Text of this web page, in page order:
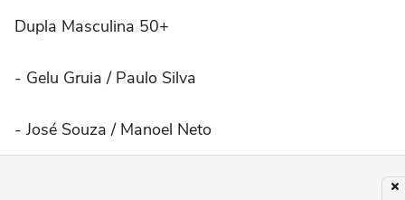
Dupla Masculina 50+
- Gelu Gruia / Paulo Silva
- José Souza / Manoel Neto